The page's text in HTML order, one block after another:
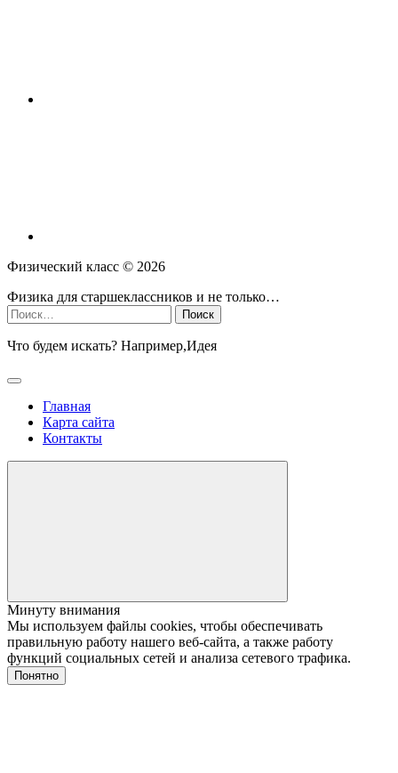
Физический класс © 2026
Физика для старшеклассников и не только…
Найти:
Что будем искать? Например,Идея
Главная
Карта сайта
Контакты
Минуту внимания
Мы используем файлы cookies, чтобы обеспечивать
правильную работу нашего веб-сайта, а также работу
функций социальных сетей и анализа сетевого трафика.
Понятно